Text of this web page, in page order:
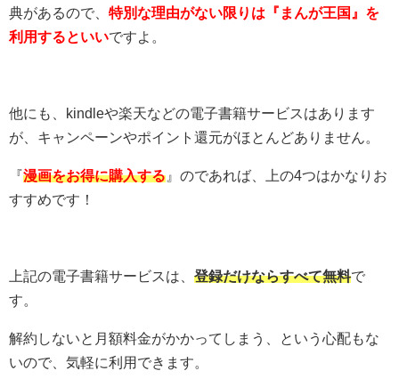
典があるので、 特別な理由がない限りは『まんが王国』を
利用するといいですよ。
他にも、kindleや楽天などの電子書籍サービスはあります
が、キャンペーンやポイント還元がほとんどありません。
『漫画をお得に購入する 』のであれば、上の4つはかなりお
すすめです！
上記の電子書籍サービスは、 登録だけならすべて無料で
す。
解約しないと月額料金がかかってしまう、という心配もな
いので、気軽に利用できます。